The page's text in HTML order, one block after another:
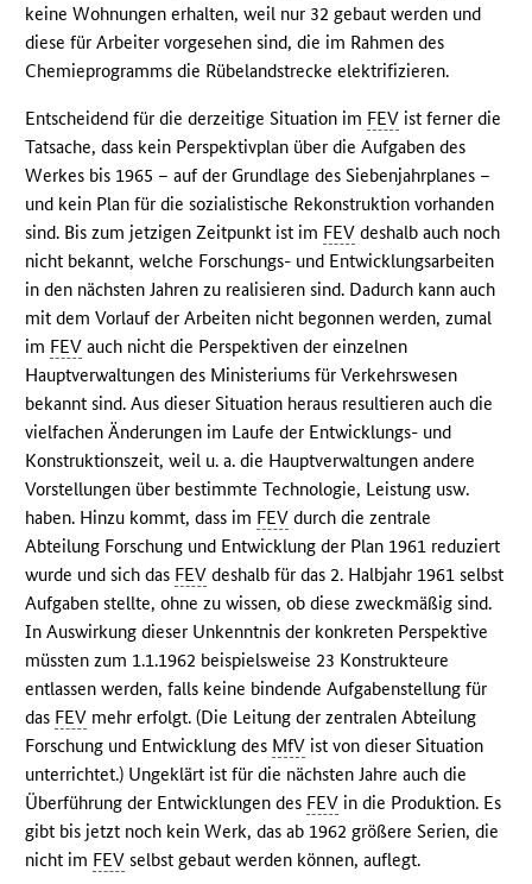
keine Wohnungen erhalten, weil nur 32 gebaut werden und
diese für Arbeiter vorgesehen sind, die im Rahmen des
Chemieprogramms die Rübelandstrecke elektrifizieren.
Entscheidend für die derzeitige Situation im FEV ist ferner die
Tatsache, dass kein Perspektivplan über die Aufgaben des
Werkes bis 1965 – auf der Grundlage des Siebenjahrplanes –
und kein Plan für die sozialistische Rekonstruktion vorhanden
sind. Bis zum jetzigen Zeitpunkt ist im FEV deshalb auch noch
nicht bekannt, welche Forschungs- und Entwicklungsarbeiten
in den nächsten Jahren zu realisieren sind. Dadurch kann auch
mit dem Vorlauf der Arbeiten nicht begonnen werden, zumal
im FEV auch nicht die Perspektiven der einzelnen
Hauptverwaltungen des Ministeriums für Verkehrswesen
bekannt sind. Aus dieser Situation heraus resultieren auch die
vielfachen Änderungen im Laufe der Entwicklungs- und
Konstruktionszeit, weil u. a. die Hauptverwaltungen andere
Vorstellungen über bestimmte Technologie, Leistung usw.
haben. Hinzu kommt, dass im FEV durch die zentrale
Abteilung Forschung und Entwicklung der Plan 1961 reduziert
wurde und sich das FEV deshalb für das 2. Halbjahr 1961 selbst
Aufgaben stellte, ohne zu wissen, ob diese zweckmäßig sind.
In Auswirkung dieser Unkenntnis der konkreten Perspektive
müssten zum 1.1.1962 beispielsweise 23 Konstrukteure
entlassen werden, falls keine bindende Aufgabenstellung für
das FEV mehr erfolgt. (Die Leitung der zentralen Abteilung
Forschung und Entwicklung des MfV ist von dieser Situation
unterrichtet.) Ungeklärt ist für die nächsten Jahre auch die
Überführung der Entwicklungen des FEV in die Produktion. Es
gibt bis jetzt noch kein Werk, das ab 1962 größere Serien, die
nicht im FEV selbst gebaut werden können, auflegt.